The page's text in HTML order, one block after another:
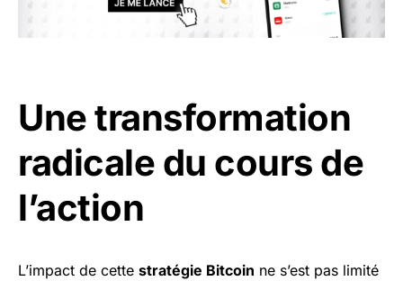
Une transformation
radicale du cours de
l’action
L’impact de cette stratégie Bitcoin ne s’est pas limité